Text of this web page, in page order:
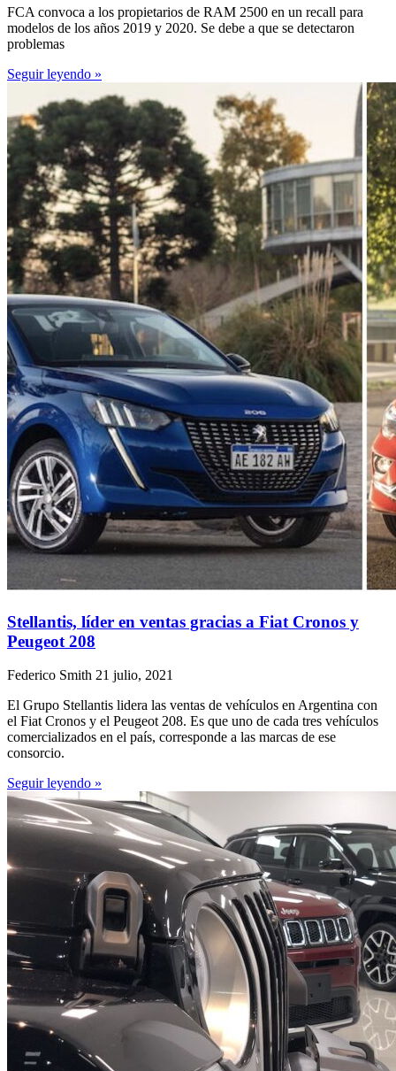
FCA convoca a los propietarios de RAM 2500 en un recall para
modelos de los años 2019 y 2020. Se debe a que se detectaron
problemas
Seguir leyendo »
Stellantis, líder en ventas gracias a Fiat Cronos y
Peugeot 208
Federico Smith 21 julio, 2021
El Grupo Stellantis lidera las ventas de vehículos en Argentina con
el Fiat Cronos y el Peugeot 208. Es que uno de cada tres vehículos
comercializados en el país, corresponde a las marcas de ese
consorcio.
Seguir leyendo »